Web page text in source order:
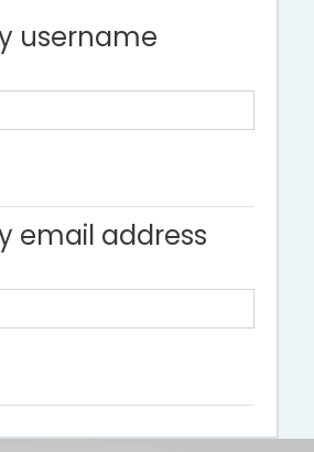
username
email address